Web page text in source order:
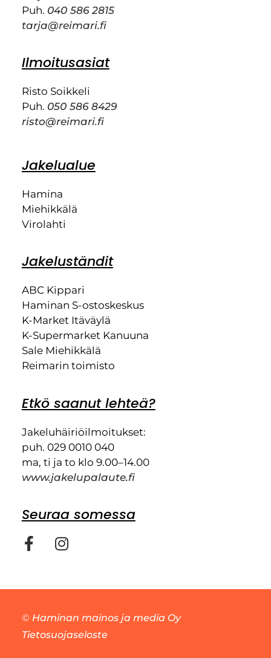
Puh. 040 586 2815
tarja@reimari.fi
Ilmoitusasiat
Risto Soikkeli
Puh. 050 586 8429
risto@reimari.fi
Jakelualue
Hamina
Miehikkälä
Virolahti
Jakeluständit
ABC Kippari
Haminan S-ostoskeskus
K-Market Itäväylä
K-Supermarket Kanuuna
Sale Miehikkälä
Reimarin toimisto
Etkö saanut lehteä?
Jakeluhäiriöilmoitukset:
puh. 029 0010 040
ma, ti ja to klo 9.00–14.00
www.jakelupalaute.fi
Seuraa somessa
© Haminan mainos ja media Oy
Tietosuojaseloste